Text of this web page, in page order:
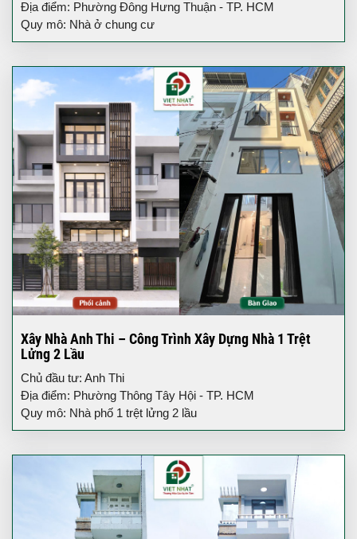
Địa điểm: Phường Đông Hưng Thuận - TP. HCM
Quy mô: Nhà ở chung cư
Xây Nhà Anh Thi – Công Trình Xây Dựng Nhà 1 Trệt
Lửng 2 Lầu
Chủ đầu tư: Anh Thi
Địa điểm: Phường Thông Tây Hội - TP. HCM
Quy mô: Nhà phố 1 trệt lửng 2 lầu